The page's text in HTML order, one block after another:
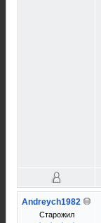
Andreych1982
Старожил